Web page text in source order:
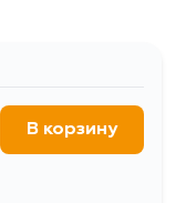
В корзину